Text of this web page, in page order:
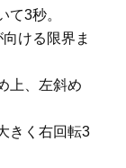
3秒。
ける限界ま
上、左斜め
きく右回転3